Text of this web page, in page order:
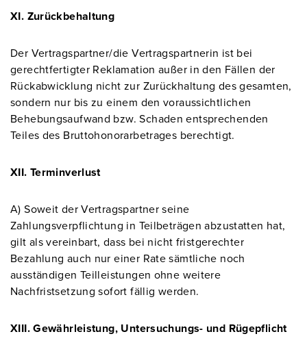
XI. Zurückbehaltung
Der Vertragspartner/die Vertragspartnerin ist bei
gerechtfertigter Reklamation außer in den Fällen der
Rückabwicklung nicht zur Zurückhaltung des gesamten,
sondern nur bis zu einem den voraussichtlichen
Behebungsaufwand bzw. Schaden entsprechenden
Teiles des Bruttohonorarbetrages berechtigt.
XII. Terminverlust
A) Soweit der Vertragspartner seine
Zahlungsverpflichtung in Teilbeträgen abzustatten hat,
gilt als vereinbart, dass bei nicht fristgerechter
Bezahlung auch nur einer Rate sämtliche noch
ausständigen Teilleistungen ohne weitere
Nachfristsetzung sofort fällig werden.
XIII. Gewährleistung, Untersuchungs- und Rügepflicht